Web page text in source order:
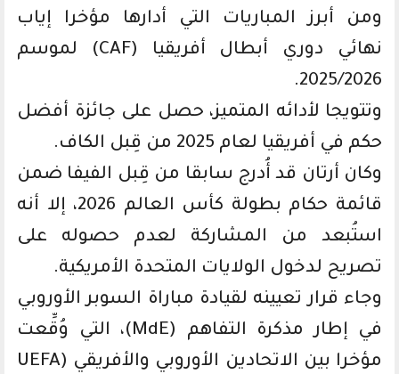
ومن أبرز المباريات التي أدارها مؤخرا إياب
نهائي دوري أبطال أفريقيا (CAF) لموسم
2025/2026.
وتتويجا لأدائه المتميز، حصل على جائزة أفضل
حكم في أفريقيا لعام 2025 من قِبل الكاف.
وكان أرتان قد أُدرج سابقا من قِبل الفيفا ضمن
قائمة حكام بطولة كأس العالم 2026، إلا أنه
استُبعد من المشاركة لعدم حصوله على
تصريح لدخول الولايات المتحدة الأمريكية.
وجاء قرار تعيينه لقيادة مباراة السوبر الأوروبي
في إطار مذكرة التفاهم (MdE)، التي وُقِّعت
مؤخرا بين الاتحادين الأوروبي والأفريقي (UEFA